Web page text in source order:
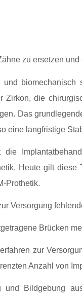
zu ersetzen
die
Das
eine langfristige
die
Heute gilt
Versorgung
Brücken
zur
Anzahl von
Bildgebung